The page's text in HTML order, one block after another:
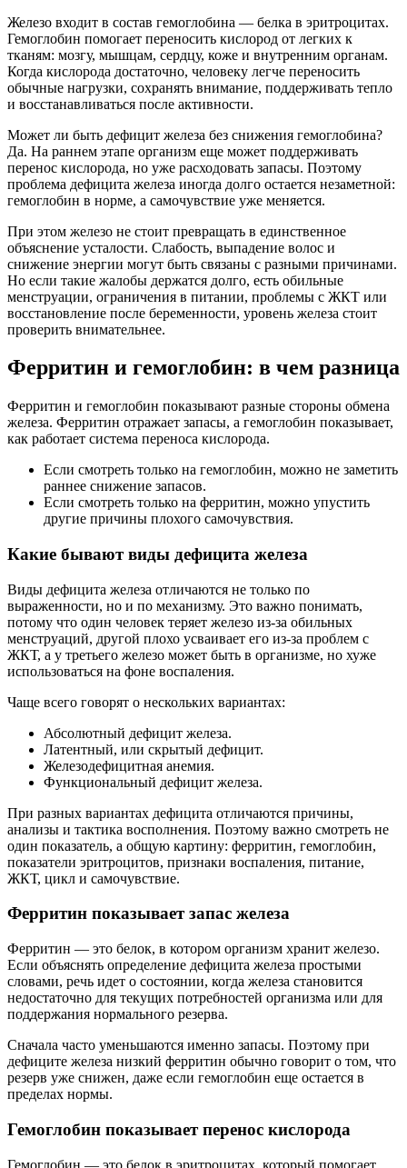
Железо входит в состав гемоглобина — белка в эритроцитах.
Гемоглобин помогает переносить кислород от легких к
тканям: мозгу, мышцам, сердцу, коже и внутренним органам.
Когда кислорода достаточно, человеку легче переносить
обычные нагрузки, сохранять внимание, поддерживать тепло
и восстанавливаться после активности.
Может ли быть дефицит железа без снижения гемоглобина?
Да. На раннем этапе организм еще может поддерживать
перенос кислорода, но уже расходовать запасы. Поэтому
проблема дефицита железа иногда долго остается незаметной:
гемоглобин в норме, а самочувствие уже меняется.
При этом железо не стоит превращать в единственное
объяснение усталости. Слабость, выпадение волос и
снижение энергии могут быть связаны с разными причинами.
Но если такие жалобы держатся долго, есть обильные
менструации, ограничения в питании, проблемы с ЖКТ или
восстановление после беременности, уровень железа стоит
проверить внимательнее.
Ферритин и гемоглобин: в чем разница
Ферритин и гемоглобин показывают разные стороны обмена
железа. Ферритин отражает запасы, а гемоглобин показывает,
как работает система переноса кислорода.
Если смотреть только на гемоглобин, можно не заметить
раннее снижение запасов.
Если смотреть только на ферритин, можно упустить
другие причины плохого самочувствия.
Какие бывают виды дефицита железа
Виды дефицита железа отличаются не только по
выраженности, но и по механизму. Это важно понимать,
потому что один человек теряет железо из-за обильных
менструаций, другой плохо усваивает его из-за проблем с
ЖКТ, а у третьего железо может быть в организме, но хуже
использоваться на фоне воспаления.
Чаще всего говорят о нескольких вариантах:
Абсолютный дефицит железа.
Латентный, или скрытый дефицит.
Железодефицитная анемия.
Функциональный дефицит железа.
При разных вариантах дефицита отличаются причины,
анализы и тактика восполнения. Поэтому важно смотреть не
один показатель, а общую картину: ферритин, гемоглобин,
показатели эритроцитов, признаки воспаления, питание,
ЖКТ, цикл и самочувствие.
Ферритин показывает запас железа
Ферритин — это белок, в котором организм хранит железо.
Если объяснять определение дефицита железа простыми
словами, речь идет о состоянии, когда железа становится
недостаточно для текущих потребностей организма или для
поддержания нормального резерва.
Сначала часто уменьшаются именно запасы. Поэтому при
дефиците железа низкий ферритин обычно говорит о том, что
резерв уже снижен, даже если гемоглобин еще остается в
пределах нормы.
Гемоглобин показывает перенос кислорода
Гемоглобин — это белок в эритроцитах, который помогает